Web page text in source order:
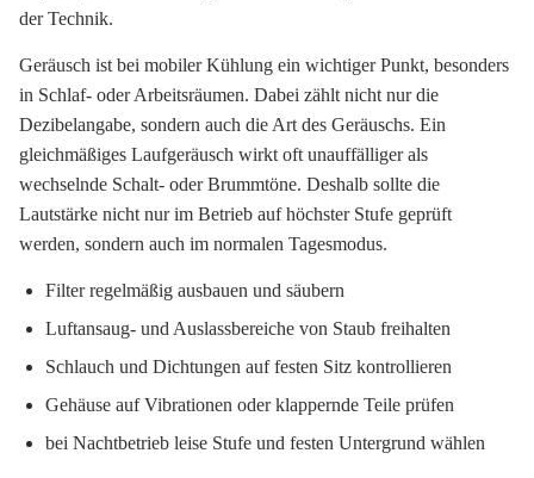
der Technik.
Geräusch ist bei mobiler Kühlung ein wichtiger Punkt, besonders
in Schlaf- oder Arbeitsräumen. Dabei zählt nicht nur die
Dezibelangabe, sondern auch die Art des Geräuschs. Ein
gleichmäßiges Laufgeräusch wirkt oft unauffälliger als
wechselnde Schalt- oder Brummtöne. Deshalb sollte die
Lautstärke nicht nur im Betrieb auf höchster Stufe geprüft
werden, sondern auch im normalen Tagesmodus.
Filter regelmäßig ausbauen und säubern
Luftansaug- und Auslassbereiche von Staub freihalten
Schlauch und Dichtungen auf festen Sitz kontrollieren
Gehäuse auf Vibrationen oder klappernde Teile prüfen
bei Nachtbetrieb leise Stufe und festen Untergrund wählen